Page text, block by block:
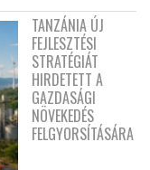
TANZÁNIA ÚJ
FEJLESZTÉSI
STRATÉGIÁT
HIRDETETT A
GAZDASÁGI
NÖVEKEDÉS
FELGYORSÍTÁSÁRA